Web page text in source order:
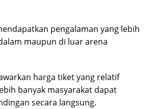
pengalaman yang lebih
maupun di luar arena
harga tiket yang relatif
banyak masyarakat dapat
secara langsung.